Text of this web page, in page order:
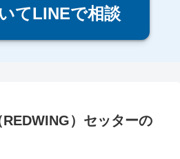
てLINEで相談
）セッターの